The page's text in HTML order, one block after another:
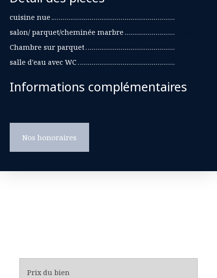
cuisine nue
salon/ parquet/cheminée marbre
Chambre sur parquet
salle d'eau avec WC
Informations complémentaires
Nos honoraires
Prix du bien